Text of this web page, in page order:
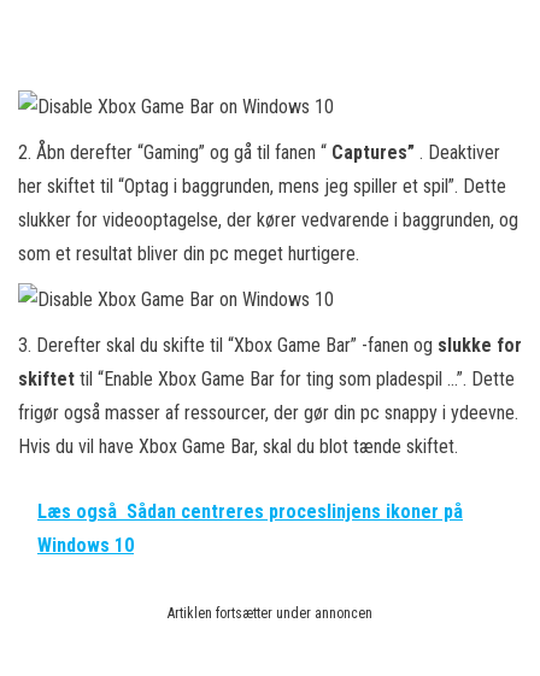
2. Åbn derefter “Gaming” og gå til fanen “ Captures” . Deaktiver
her skiftet til “Optag i baggrunden, mens jeg spiller et spil”. Dette
slukker for videooptagelse, der kører vedvarende i baggrunden, og
som et resultat bliver din pc meget hurtigere.
3. Derefter skal du skifte til “Xbox Game Bar” -fanen og slukke for
skiftet til “Enable Xbox Game Bar for ting som pladespil …”. Dette
frigør også masser af ressourcer, der gør din pc snappy i ydeevne.
Hvis du vil have Xbox Game Bar, skal du blot tænde skiftet.
Læs også Sådan centreres proceslinjens ikoner på
Windows 10
Artiklen fortsætter under annoncen